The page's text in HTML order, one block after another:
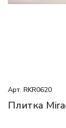
Арт. RKR0620
Плитка